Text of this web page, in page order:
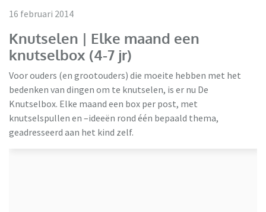
16 februari 2014
Knutselen | Elke maand een
knutselbox (4-7 jr)
Voor ouders (en grootouders) die moeite hebben met het
bedenken van dingen om te knutselen, is er nu De
Knutselbox. Elke maand een box per post, met
knutselspullen en –ideeën rond één bepaald thema,
geadresseerd aan het kind zelf.